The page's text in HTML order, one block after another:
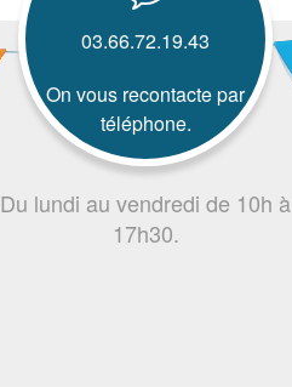
03.66.72.19.43
On vous recontacte par
téléphone.
Du lundi au vendredi de 10h à
17h30.